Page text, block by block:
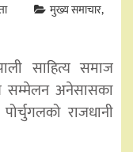
मुख्य समाचार
साहित्य समाज
सम्मेलन अनेसासका
राजधानी